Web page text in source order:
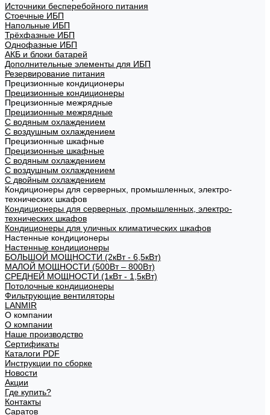
Источники бесперебойного питания
Стоечные ИБП
Напольные ИБП
Трёхфазные ИБП
Однофазные ИБП
АКБ и блоки батарей
Дополнительные элементы для ИБП
Резервирование питания
Прецизионные кондиционеры
Прецизионные кондиционеры
Прецизионные межрядные
Прецизионные межрядные
С водяным охлаждением
С воздушным охлаждением
Прецизионные шкафные
Прецизионные шкафные
С водяным охлаждением
С воздушным охлаждением
С двойным охлаждением
Кондиционеры для серверных, промышленных, электро-
технических шкафов
Кондиционеры для серверных, промышленных, электро-
технических шкафов
Кондиционеры для уличных климатических шкафов
Настенные кондиционеры
Настенные кондиционеры
БОЛЬШОЙ МОЩНОСТИ (2кВт - 6,5кВт)
МАЛОЙ МОЩНОСТИ (500Вт – 800Вт)
СРЕДНЕЙ МОЩНОСТИ (1кВт - 1,5кВт)
Потолочные кондиционеры
Фильтрующие вентиляторы
LANMIR
О компании
О компании
Наше производство
Сертификаты
Каталоги PDF
Инструкции по сборке
Новости
Акции
Где купить?
Контакты
Саратов